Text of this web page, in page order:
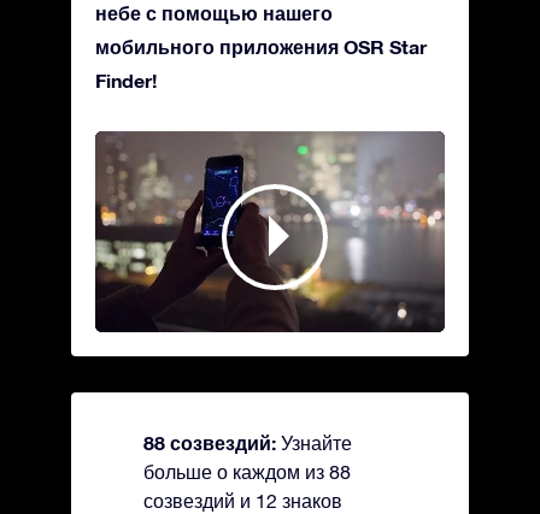
небе с помощью нашего
мобильного приложения OSR Star
Finder!
88 созвездий: Узнайте
больше о каждом из 88
созвездий и 12 знаков